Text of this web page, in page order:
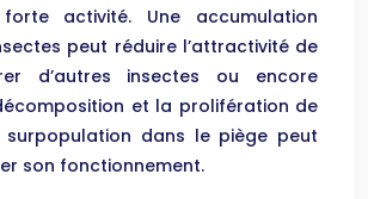
activité. Une accumulation
peut réduire l’attractivité de
d’autres insectes ou encore
et la prolifération de
surpopulation dans le piège peut
son fonctionnement.